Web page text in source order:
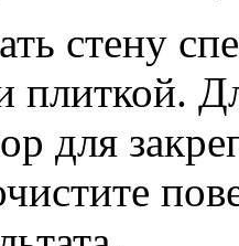
стену
плиткой.
для